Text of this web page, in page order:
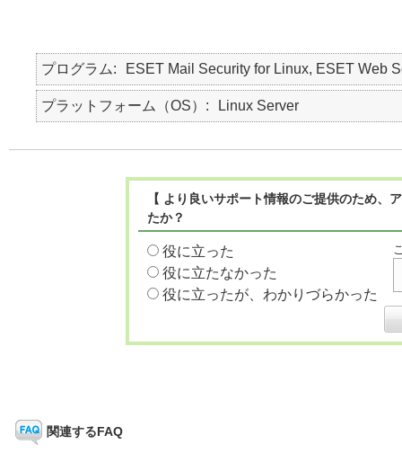
プログラム ESET Mail Security for Linux, ESET Web
プラットフォーム（OS） Linux Server
【 より良いサポート情報のご提供のため
たか？
役に立った
役に立たなかった
役に立ったが、わかりづらかった
関連するFAQ